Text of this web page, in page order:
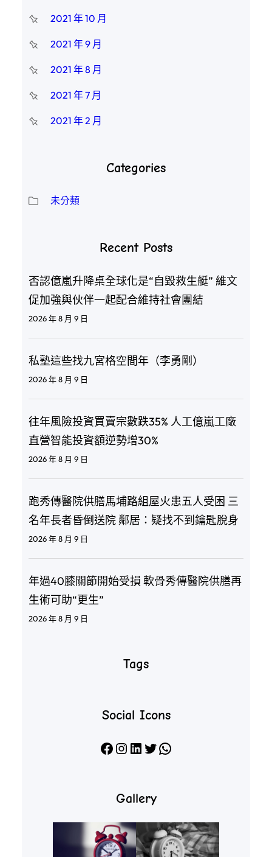
2021 年 10 月
2021 年 9 月
2021 年 8 月
2021 年 7 月
2021 年 2 月
Categories
未分類
Recent Posts
否認億嵐升降桌全球化是“自毀救生艇” 維文
促加強與伙伴一起配合維持社會團結
2026 年 8 月 9 日
私塾這些找九宮格空間年（李勇剛）
2026 年 8 月 9 日
往年風險投資買賣宗數跌35% 人工億嵐工廠
直營智能投資額逆勢增30%
2026 年 8 月 9 日
跑秀傳醫院供膳馬埔路組屋火患五人受困 三
名年長者昏倒送院 鄰居：疑找不到鑰匙脫身
2026 年 8 月 9 日
年過40膝關節開始受損 軟骨秀傳醫院供膳再
生術可助“更生”
2026 年 8 月 9 日
Tags
Social Icons
Facebook Instagram LinkedIn X WhatsApp
Gallery